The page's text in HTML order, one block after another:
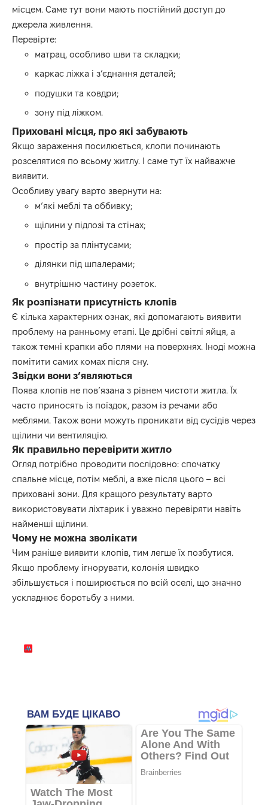
місцем. Саме тут вони мають постійний доступ до
джерела живлення.
Перевірте:
матрац, особливо шви та складки;
каркас ліжка і з’єднання деталей;
подушки та ковдри;
зону під ліжком.
Приховані місця, про які забувають
Якщо зараження посилюється, клопи починають
розселятися по всьому житлу. І саме тут їх найважче
виявити.
Особливу увагу варто звернути на:
м’які меблі та оббивку;
щілини у підлозі та стінах;
простір за плінтусами;
ділянки під шпалерами;
внутрішню частину розеток.
Як розпізнати присутність клопів
Є кілька характерних ознак, які допомагають виявити
проблему на ранньому етапі. Це дрібні світлі яйця, а
також темні крапки або плями на поверхнях. Іноді можна
помітити самих комах після сну.
Звідки вони з’являються
Поява клопів не пов’язана з рівнем чистоти житла. Їх
часто приносять із поїздок, разом із речами або
меблями. Також вони можуть проникати від сусідів через
щілини чи вентиляцію.
Як правильно перевірити житло
Огляд потрібно проводити послідовно: спочатку
спальне місце, потім меблі, а вже після цього – всі
приховані зони. Для кращого результату варто
використовувати ліхтарик і уважно перевіряти навіть
найменші щілини.
Чому не можна зволікати
Чим раніше виявити клопів, тим легше їх позбутися.
Якщо проблему ігнорувати, колонія швидко
збільшується і поширюється по всій оселі, що значно
ускладнює боротьбу з ними.